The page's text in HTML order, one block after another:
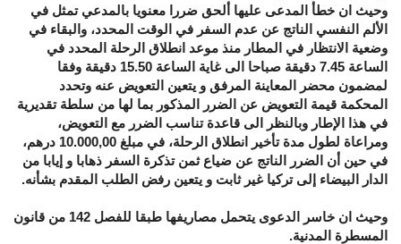
وحيث ان خطأ المدعى عليها ألحق ضررا معنويا بالمدعي تمثل في
الألم النفسي الناتج عن عدم السفر في الوقت المحدد، والبقاء في
وضعية الانتظار في المطار منذ موعد انطلاق الرحلة المحدد في
الساعة 7.45 دقيقة صباحا الى غاية الساعة 15.50 دقيقة وفقا
لمضمون محضر المعاينة المرفق و يتعين التعويض عنه وتحدد
المحكمة قيمة التعويض عن الضرر المذكور بما لها من سلطة تقديرية
في هذا الإطار وبالنظر الى قاعدة تناسب الضرر مع التعويض،
ومراعاة لطول مدة تأخير انطلاق الرحلة، في مبلغ 10.000,00 درهم،
في حين أن الضرر الناتج عن ضياع ثمن تذكرة السفر ذهابا و إيابا من
الدار البيضاء إلى تركيا غير ثابت و يتعين رفض الطلب المقدم بشأنه.
وحيث ان خاسر الدعوى يتحمل مصاريفها طبقا للفصل 142 من قانون
المسطرة المدنية.